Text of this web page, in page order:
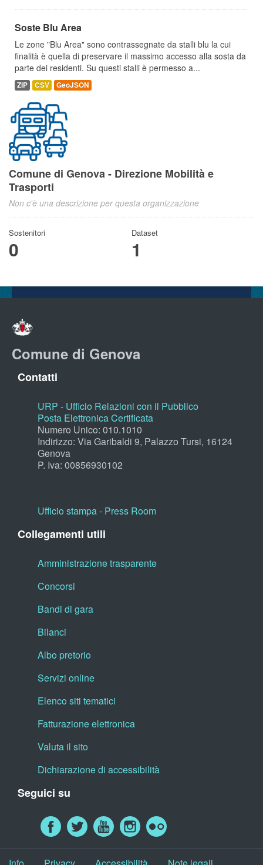
Soste Blu Area
Le zone "Blu Area" sono contrassegnate da stalli blu la cui
finalità è quella di preservare il massimo accesso alla sosta da
parte dei residenti. Su questi stalli è permesso a...
ZIP CSV GeoJSON
Comune di Genova - Direzione Mobilità e
Trasporti
Non c'è una descrizione per questa organizzazione
Sostenitori
0
Dataset
1
Comune di Genova
Contatti
URP - Ufficio Relazioni con il Pubblico
Posta Elettronica Certificata
Numero Unico: 010.1010
Indirizzo: Via Garibaldi 9, Palazzo Tursi, 16124
Genova
P. Iva: 00856930102
Ufficio stampa - Press Room
Collegamenti utili
Amministrazione trasparente
Concorsi
Bandi di gara
Bilanci
Albo pretorio
Servizi online
Elenco siti tematici
Fatturazione elettronica
Valuta il sito
Dichiarazione di accessibilità
Seguici su